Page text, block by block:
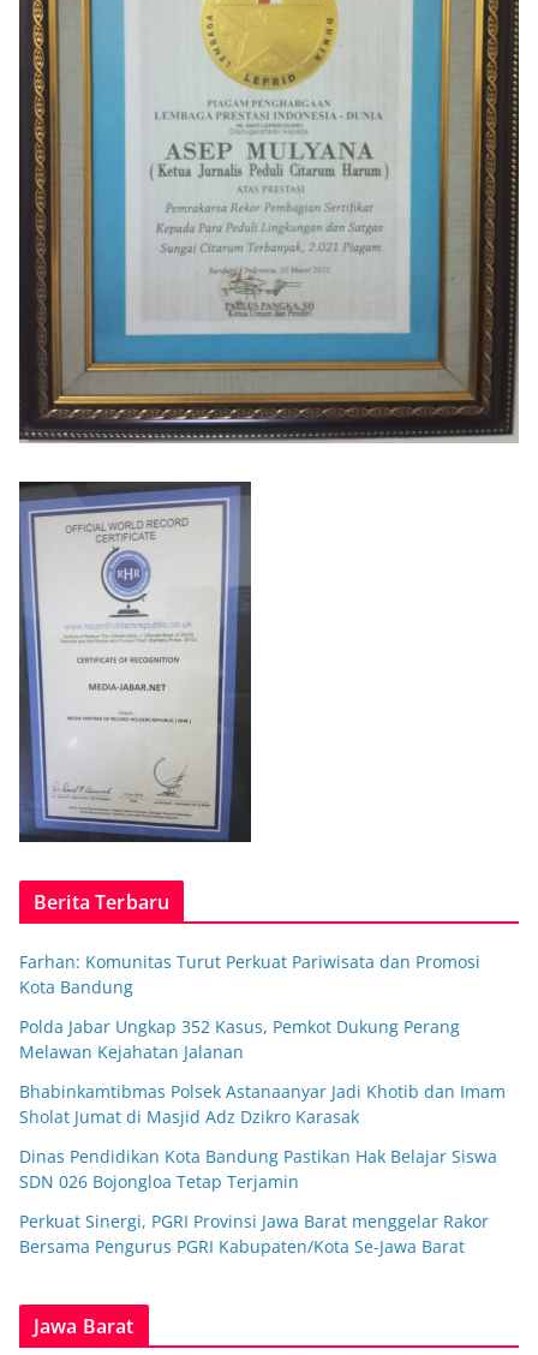
Berita Terbaru
Farhan: Komunitas Turut Perkuat Pariwisata dan Promosi
Kota Bandung
Polda Jabar Ungkap 352 Kasus, Pemkot Dukung Perang
Melawan Kejahatan Jalanan
Bhabinkamtibmas Polsek Astanaanyar Jadi Khotib dan Imam
Sholat Jumat di Masjid Adz Dzikro Karasak
Dinas Pendidikan Kota Bandung Pastikan Hak Belajar Siswa
SDN 026 Bojongloa Tetap Terjamin
Perkuat Sinergi, PGRI Provinsi Jawa Barat menggelar Rakor
Bersama Pengurus PGRI Kabupaten/Kota Se-Jawa Barat
Jawa Barat